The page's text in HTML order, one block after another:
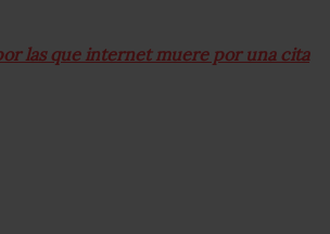
las que internet muere por una cita